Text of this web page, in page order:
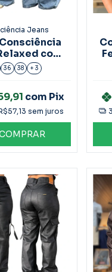
Jeans
com
25545
36 38 + 3
com Pix
sem juros 3